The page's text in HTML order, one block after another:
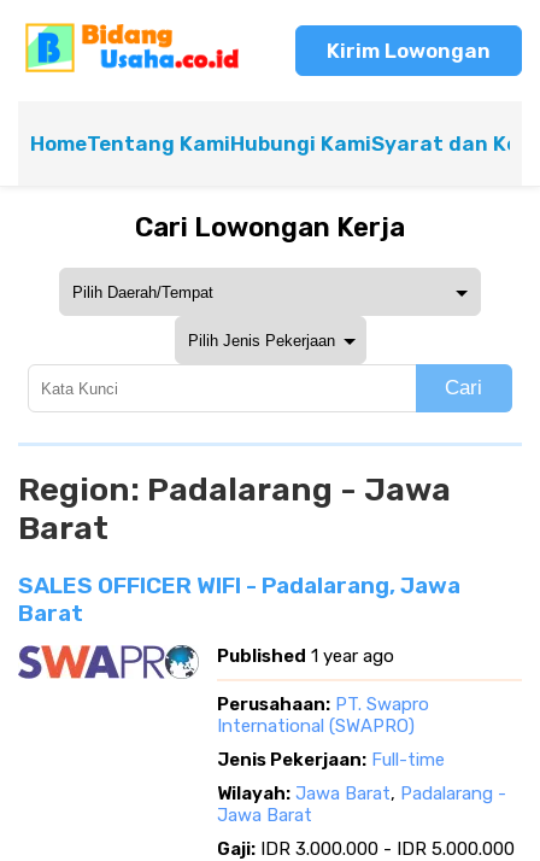
Kirim Lowongan
HomeTentang KamiHubungi KamiSyarat dan
Cari Lowongan Kerja
Cari
Region: Padalarang - Jawa
Barat
SALES OFFICER WIFI - Padalarang, Jawa
Barat
Published 1 year ago
Perusahaan: PT. Swapro
International (SWAPRO)
Jenis Pekerjaan: Full-time
Wilayah: Jawa Barat, Padalarang -
Jawa Barat
Gaji: IDR 3.000.000 - IDR 5.000.000